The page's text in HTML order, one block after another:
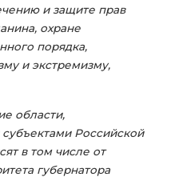
и защите прав
охране
порядка,
и экстремизму,
области,
Российской
в том числе от
губернатора